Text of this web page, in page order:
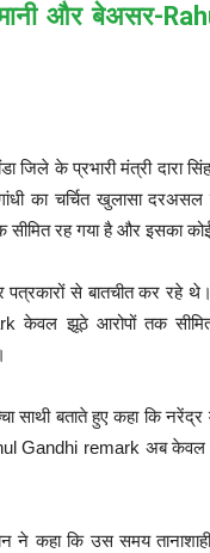
और बेअसर-
जिले के प्रभारी मंत्री दारा
का चर्चित खुलासा
रह गया है और इसका कोई
पत्रकारों से बातचीत कर रहे
झूठे आरोपों तक सीमित
साथी बताते हुए कहा कि
Gandhi remark अब
कहा कि उस समय